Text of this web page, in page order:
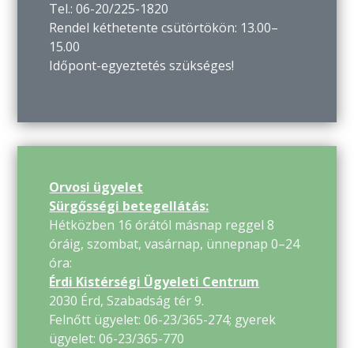
Tel.: 06-20/225-1820
Rendel kéthetente csütörtökön: 13.00–
15.00
Időpont-egyeztetés szükséges!
Orvosi ügyelet
Sürgősségi betegellátás:
Hétközben 16 órától másnap reggel 8
óráig, szombat, vasárnap, ünnepnap 0–24
óra:
Érdi Kistérségi Ügyeleti Centrum
2030 Érd, Szabadság tér 9.
Felnőtt ügyelet: 06-23/365-274; gyerek
ügyelet: 06-23/365-770